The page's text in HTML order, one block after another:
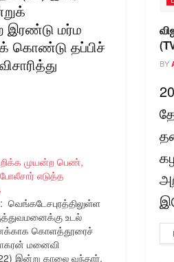
இரண்டு மர்ம
கொண்டு தப்பிச்
முயன்ற பெண்,
எடுத்த
வெங்கடேசபுரத்திலுள்ள
உடல்
கொளத்தூரைச்
மனைவி
இன்று காலை வந்தார்.
BY